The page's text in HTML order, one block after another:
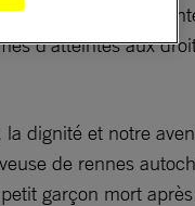
Amnesty
d’atteintes aux
dignité et notre
de rennes
garçon mort